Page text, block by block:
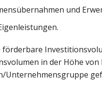
und
förderbare
in der Höhe von
Unternehmensgruppe